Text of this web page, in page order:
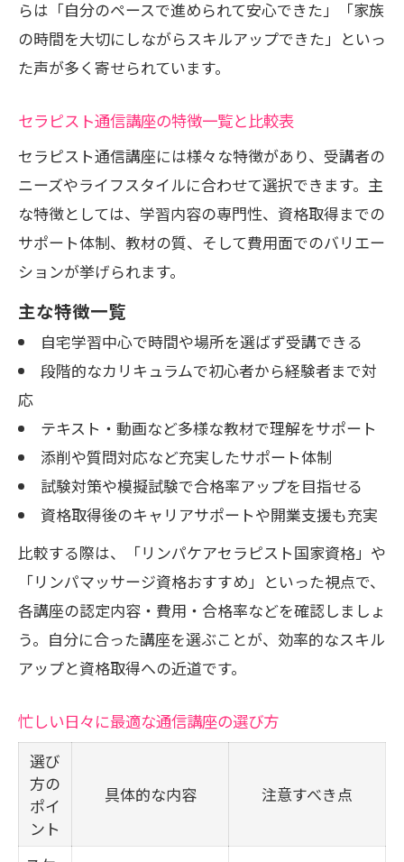
短期間でスキルアップを目指す方法
セラピスト通信講座のカリキュラム徹底
比較
資格取得後に広がるキャリアパスとは
キャリアアップ事例を表でチェック
実践者が語る資格取得後の変化
通信講座で叶える理想の働き方
リンパケア資格が活きる職場シーン紹介
説
安心感を支える通信講座のサポート内容
質問対応の早さが選ばれる理由
通信講座利用者のサポート体験談
セラピスト通信講座のサポート充実度を
検証
らは「自分のペースで進められて安心できた」「家族
の時間を大切にしながらスキルアップできた」といっ
た声が多く寄せられています。
セラピスト通信講座の特徴一覧と比較表
セラピスト通信講座には様々な特徴があり、受講者の
ニーズやライフスタイルに合わせて選択できます。主
な特徴としては、学習内容の専門性、資格取得までの
サポート体制、教材の質、そして費用面でのバリエー
ションが挙げられます。
主な特徴一覧
自宅学習中心で時間や場所を選ばず受講できる
段階的なカリキュラムで初心者から経験者まで対
応
テキスト・動画など多様な教材で理解をサポート
添削や質問対応など充実したサポート体制
試験対策や模擬試験で合格率アップを目指せる
資格取得後のキャリアサポートや開業支援も充実
比較する際は、「リンパケアセラピスト国家資格」や
「リンパマッサージ資格おすすめ」といった視点で、
各講座の認定内容・費用・合格率などを確認しましょ
う。自分に合った講座を選ぶことが、効率的なスキル
アップと資格取得への近道です。
忙しい日々に最適な通信講座の選び方
選び
方の
ポイ
ント
具体的な内容 注意すべき点